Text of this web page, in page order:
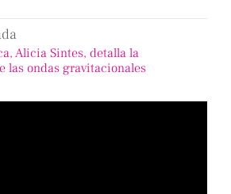
Alicia Sintes, detalla la
las ondas gravitacionales